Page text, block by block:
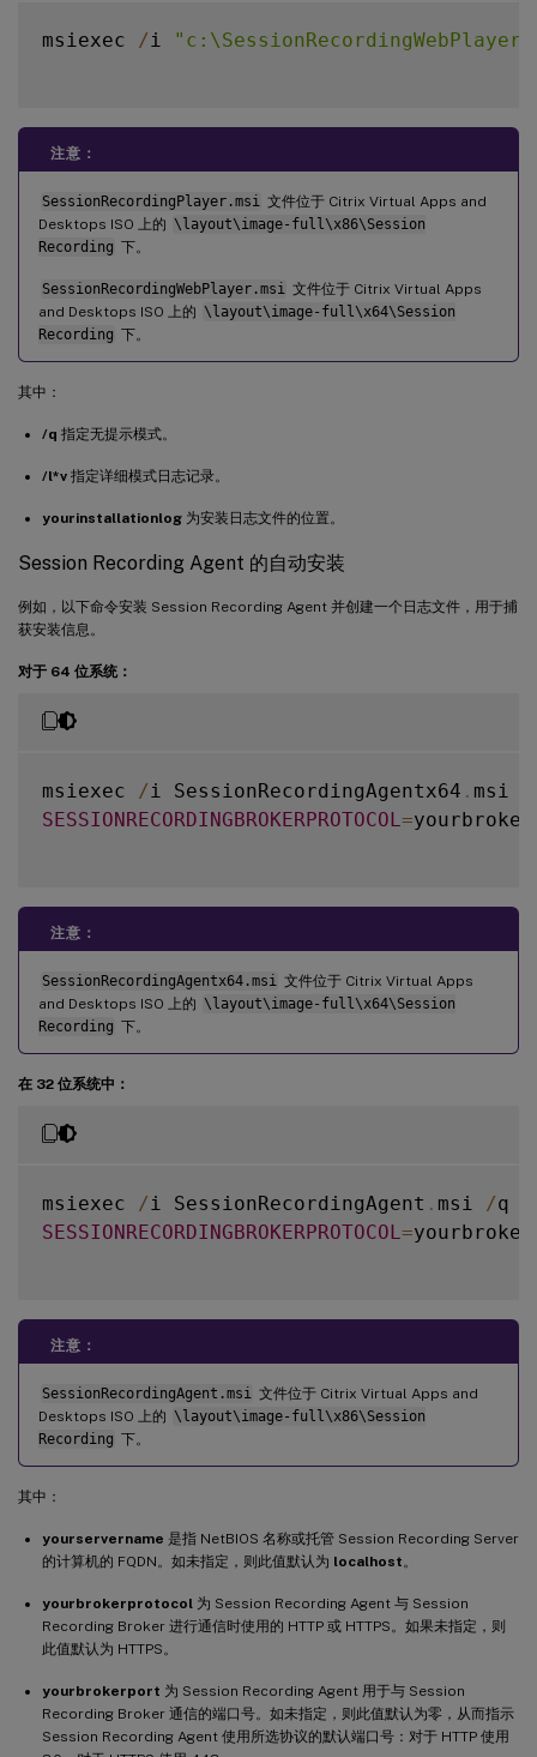
msiexec / i
注意：
SessionRecordingPlayer.msi 文件位于 Citrix Virtual Apps and
Desktops ISO 上的 \layout\image-full\x86\Session
Recording 下。
SessionRecordingWebPlayer.msi 文件位于 Citrix Virtual Apps
and Desktops ISO 上的 \layout\image-full\x64\Session
Recording 下。
其中：
/q 指定无提示模式。
/l*v 指定详细模式日志记录。
yourinstallationlog 为安装日志文件的位置。
Session Recording Agent 的自动安装
例如，以下命令安装 Session Recording Agent 并创建一个日志文件，用于捕
获安装信息。
对于 64 位系统：
msiexec / i SessionRecordingAgentx64 . msi
SESSIONRECORDINGBROKERPROTOCOL =
注意：
SessionRecordingAgentx64.msi 文件位于 Citrix Virtual Apps
and Desktops ISO 上的 \layout\image-full\x64\Session
Recording 下。
在 32 位系统中：
msiexec / i SessionRecordingAgent . msi /q
SESSIONRECORDINGBROKERPROTOCOL =
注意：
SessionRecordingAgent.msi 文件位于 Citrix Virtual Apps and
Desktops ISO 上的 \layout\image-full\x86\Session
Recording 下。
其中：
yourservername 是指 NetBIOS 名称或托管 Session Recording Server
的计算机的 FQDN。如未指定，则此值默认为 localhost 。
yourbrokerprotocol 为 Session Recording Agent 与 Session
Recording Broker 进行通信时使用的 HTTP 或 HTTPS。如果未指定，则
此值默认为 HTTPS。
yourbrokerport 为 Session Recording Agent 用于与 Session
Recording Broker 通信的端口号。如未指定，则此值默认为零，从而指示
Session Recording Agent 使用所选协议的默认端口号：对于 HTTP 使用